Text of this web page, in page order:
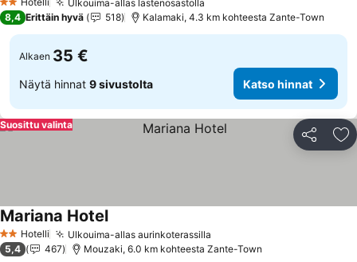
2 Tähtiluokitus Ulkouima-allas lastenosastolla
8,4 Erittäin hyvä 518 Kalamaki, 4.3 km kohteesta Zante-Town
Alkaen 35 €
Näytä hinnat 9 sivustolta Katso hinnat
Jaa
Suosittu valinta
2 Tähtiluokitus
Hotelli Ulkouima-allas aurinkoterassilla
Mariana Hotel
5,4 467 Mouzaki, 6.0 km kohteesta Zante-Town